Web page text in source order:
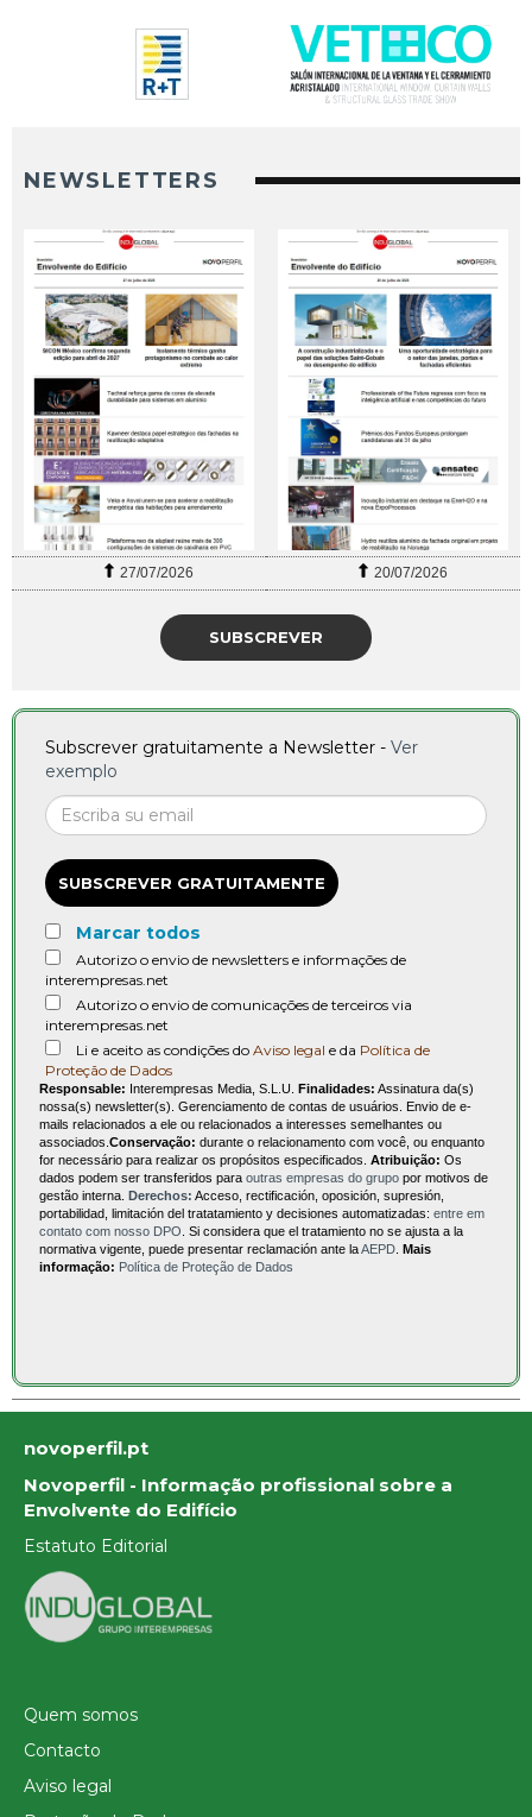
NEWSLETTERS
27/07/2026 20/07/2026
SUBSCREVER
Subscrever gratuitamente a Newsletter - Ver
exemplo
SUBSCREVER GRATUITAMENTE
Marcar todos
Autorizo o envio de newsletters e informações de
interempresas.net
Autorizo o envio de comunicações de terceiros via
interempresas.net
Li e aceito as condições do Aviso legal e da Política de
Proteção de Dados
Responsable: Interempresas Media, S.L.U. Finalidades: Assinatura da(s)
nossa(s) newsletter(s). Gerenciamento de contas de usuários. Envio de e-
mails relacionados a ele ou relacionados a interesses semelhantes ou
associados.Conservação: durante o relacionamento com você, ou enquanto
for necessário para realizar os propósitos especificados. Atribuição: Os
dados podem ser transferidos para outras empresas do grupo por motivos de
gestão interna. Derechos: Acceso, rectificación, oposición, supresión,
portabilidad, limitación del tratatamiento y decisiones automatizadas: entre em
contato com nosso DPO. Si considera que el tratamiento no se ajusta a la
normativa vigente, puede presentar reclamación ante laAEPD. Mais
informação: Política de Proteção de Dados
novoperfil.pt
Novoperfil - Informação profissional sobre a
Envolvente do Edifício
Estatuto Editorial
Quem somos
Contacto
Aviso legal